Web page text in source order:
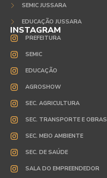
SEMIC JUSSARA
EDUCAÇÃO JUSSARA
INSTAGRAM
PREFEITURA
SEMIC
EDUCAÇÃO
AGROSHOW
SEC. AGRICULTURA
SEC. TRANSPORTE E OBRAS
SEC. MEIO AMBIENTE
SEC. DE SAÚDE
SALA DO EMPREENDEDOR